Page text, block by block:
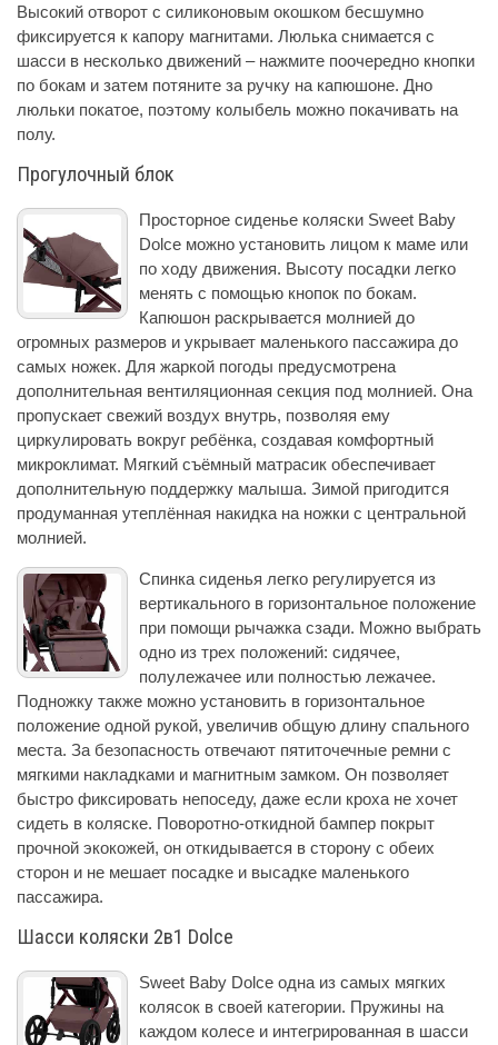
Высокий отворот с силиконовым окошком бесшумно
фиксируется к капору магнитами. Люлька снимается с
шасси в несколько движений – нажмите поочередно кнопки
по бокам и затем потяните за ручку на капюшоне. Дно
люльки покатое, поэтому колыбель можно покачивать на
полу.
Прогулочный блок
Просторное сиденье коляски Sweet Baby
Dolce можно установить лицом к маме или
по ходу движения. Высоту посадки легко
менять с помощью кнопок по бокам.
Капюшон раскрывается молнией до
огромных размеров и укрывает маленького пассажира до
самых ножек. Для жаркой погоды предусмотрена
дополнительная вентиляционная секция под молнией. Она
пропускает свежий воздух внутрь, позволяя ему
циркулировать вокруг ребёнка, создавая комфортный
микроклимат. Мягкий съёмный матрасик обеспечивает
дополнительную поддержку малыша. Зимой пригодится
продуманная утеплённая накидка на ножки с центральной
молнией.
Спинка сиденья легко регулируется из
вертикального в горизонтальное положение
при помощи рычажка сзади. Можно выбрать
одно из трех положений: сидячее,
полулежачее или полностью лежачее.
Подножку также можно установить в горизонтальное
положение одной рукой, увеличив общую длину спального
места. За безопасность отвечают пятиточечные ремни с
мягкими накладками и магнитным замком. Он позволяет
быстро фиксировать непоседу, даже если кроха не хочет
сидеть в коляске. Поворотно-откидной бампер покрыт
прочной экокожей, он откидывается в сторону с обеих
сторон и не мешает посадке и высадке маленького
пассажира.
Шасси коляски 2в1 Dolce
Sweet Baby Dolce одна из самых мягких
колясок в своей категории. Пружины на
каждом колесе и интегрированная в шасси